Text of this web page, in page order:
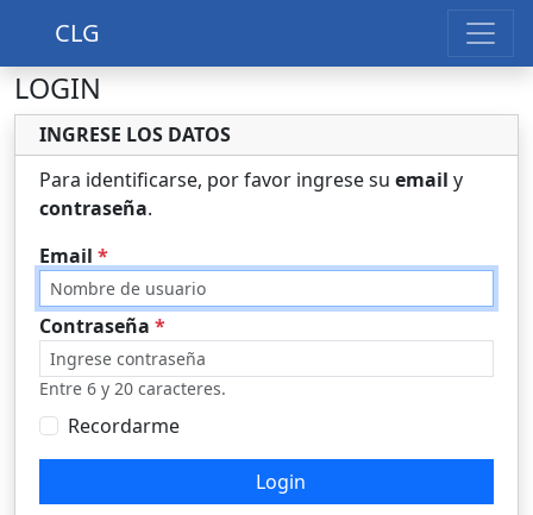
CLG
LOGIN
INGRESE LOS DATOS
Para identificarse, por favor ingrese su email y
contraseña.
Email *
Contraseña *
Entre 6 y 20 caracteres.
Recordarme
Login